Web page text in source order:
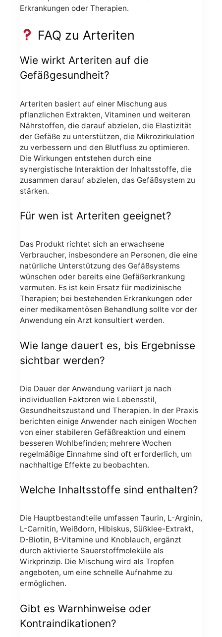
Erkrankungen oder Therapien.
FAQ zu Arteriten
Wie wirkt Arteriten auf die
Gefäßgesundheit?
Arteriten basiert auf einer Mischung aus
pflanzlichen Extrakten, Vitaminen und weiteren
Nährstoffen, die darauf abzielen, die Elastizität
der Gefäße zu unterstützen, die Mikrozirkulation
zu verbessern und den Blutfluss zu optimieren.
Die Wirkungen entstehen durch eine
synergistische Interaktion der Inhaltsstoffe, die
zusammen darauf abzielen, das Gefäßsystem zu
stärken.
Für wen ist Arteriten geeignet?
Das Produkt richtet sich an erwachsene
Verbraucher, insbesondere an Personen, die eine
natürliche Unterstützung des Gefäßsystems
wünschen oder bereits eine Gefäßerkrankung
vermuten. Es ist kein Ersatz für medizinische
Therapien; bei bestehenden Erkrankungen oder
einer medikamentösen Behandlung sollte vor der
Anwendung ein Arzt konsultiert werden.
Wie lange dauert es, bis Ergebnisse
sichtbar werden?
Die Dauer der Anwendung variiert je nach
individuellen Faktoren wie Lebensstil,
Gesundheitszustand und Therapien. In der Praxis
berichten einige Anwender nach einigen Wochen
von einer stabileren Gefäßreaktion und einem
besseren Wohlbefinden; mehrere Wochen
regelmäßige Einnahme sind oft erforderlich, um
nachhaltige Effekte zu beobachten.
Welche Inhaltsstoffe sind enthalten?
Die Hauptbestandteile umfassen Taurin, L-Arginin,
L-Carnitin, Weißdorn, Hibiskus, Süßklee-Extrakt,
D-Biotin, B-Vitamine und Knoblauch, ergänzt
durch aktivierte Sauerstoffmoleküle als
Wirkprinzip. Die Mischung wird als Tropfen
angeboten, um eine schnelle Aufnahme zu
ermöglichen.
Gibt es Warnhinweise oder
Kontraindikationen?